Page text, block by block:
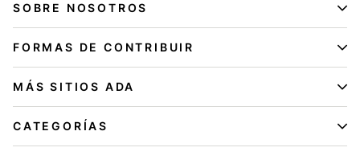
SOBRE NOSOTROS
FORMAS DE CONTRIBUIR
MÁS SITIOS ADA
CATEGORÍAS